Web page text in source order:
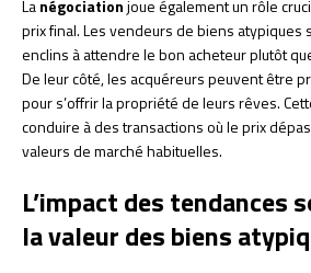
Lanégociationjoue également un rôle
prix final. Les vendeurs de biens atypiques
enclins à attendre le bon acheteur plutôt
De leur côté, les acquéreurs peuvent être
pour s’offrir la propriété de leurs rêves.
conduire à des transactions où le prix
valeurs de marché habituelles.
L’impact des tendances
la valeur des biens